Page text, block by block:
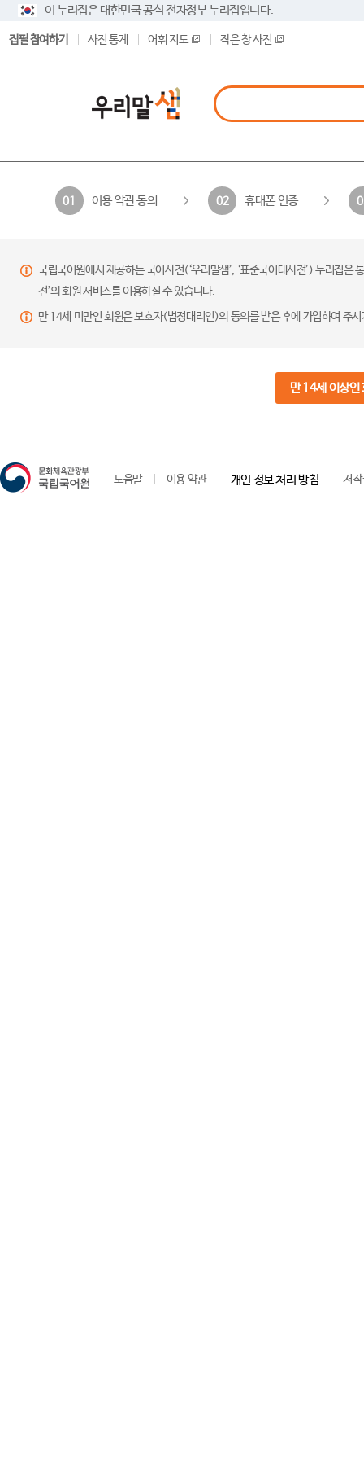
이 누리집은 대한민국 공식 전자정부 누리집입니다.
집필 참여하기 사전 통계 어휘 지도 작은 창 사전
01 이용 약관 동의 02 휴대폰 인증
국립국어원에서 제공하는 국어사전(‘우리말샘’, ‘표준국어대사전’) 누리집
전’의 회원 서비스를 이용하실 수 있습니다.
만 14세 미만인 회원은 보호자(법정대리인)의 동의를 받은 후에 가입하여 주
만 14세 이상인
도움말 이용 약관 개인 정보 처리 방침 저